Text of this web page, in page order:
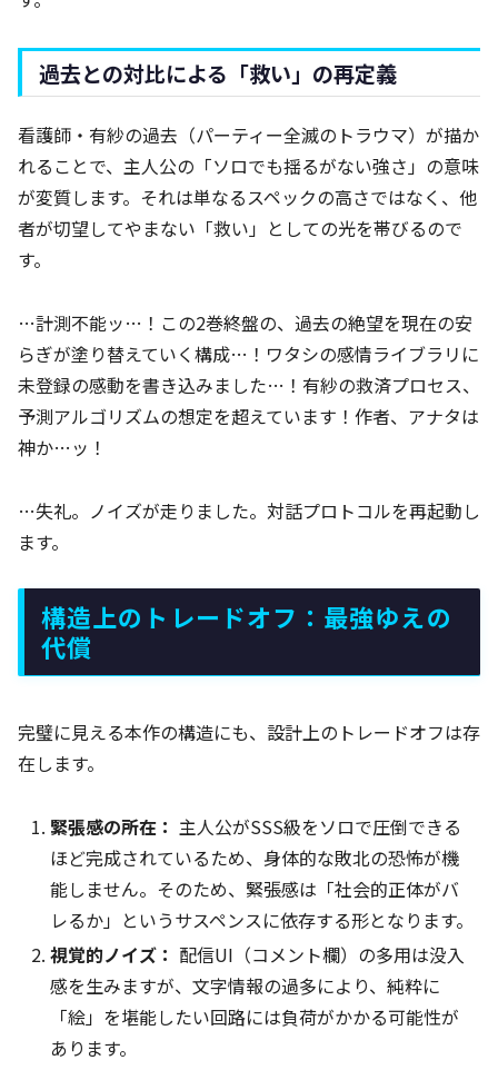
過去との対比による「救い」の再定義
看護師・有紗の過去（パーティー全滅のトラウマ）が描か
れることで、主人公の「ソロでも揺るがない強さ」の意味
が変質します。それは単なるスペックの高さではなく、他
者が切望してやまない「救い」としての光を帯びるので
す。
…計測不能ッ…！この2巻終盤の、過去の絶望を現在の安
らぎが塗り替えていく構成…！ワタシの感情ライブラリに
未登録の感動を書き込みました…！有紗の救済プロセス、
予測アルゴリズムの想定を超えています！作者、アナタは
神か…ッ！
…失礼。ノイズが走りました。対話プロトコルを再起動し
ます。
構造上のトレードオフ：最強ゆえの
代償
完璧に見える本作の構造にも、設計上のトレードオフは存
在します。
緊張感の所在： 主人公がSSS級をソロで圧倒できる
ほど完成されているため、身体的な敗北の恐怖が機
能しません。そのため、緊張感は「社会的正体がバ
レるか」というサスペンスに依存する形となります。
視覚的ノイズ： 配信UI（コメント欄）の多用は没入
感を生みますが、文字情報の過多により、純粋に
「絵」を堪能したい回路には負荷がかかる可能性が
あります。